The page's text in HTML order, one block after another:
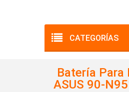
CATEGORÍAS
Batería Para
ASUS 90-